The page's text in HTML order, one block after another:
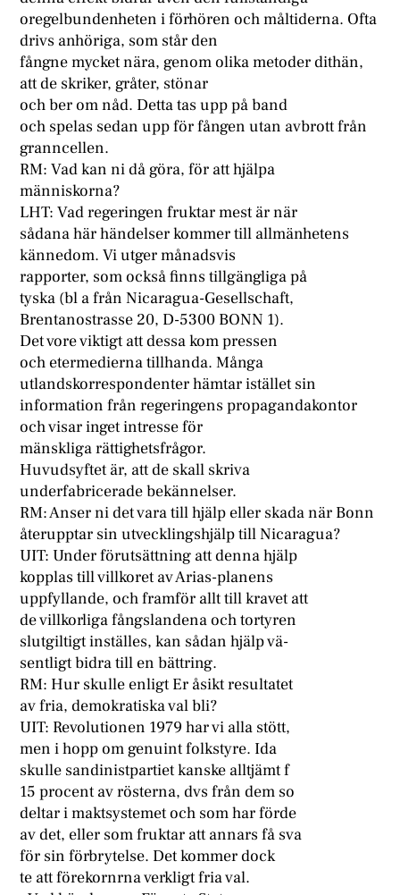
oregelbundenheten i förhören och måltiderna. Ofta
drivs anhöriga, som står den
fångne mycket nära, genom olika metoder dithän,
att de skriker, gråter, stönar
och ber om nåd. Detta tas upp på band
och spelas sedan upp för fången utan avbrott från
granncellen.
RM: Vad kan ni då göra, för att hjälpa
människorna?
LHT: Vad regeringen fruktar mest är när
sådana här händelser kommer till allmänhetens
kännedom. Vi utger månadsvis
rapporter, som också finns tillgängliga på
tyska (bl a från Nicaragua-Gesellschaft,
Brentanostrasse 20, D-5300 BONN 1).
Det vore viktigt att dessa kom pressen
och etermedierna tillhanda. Många
utlandskorrespondenter hämtar istället sin
information från regeringens propagandakontor
och visar inget intresse för
mänskliga rättighetsfrågor.
Huvudsyftet är, att de skall skriva
underfabricerade bekännelser.
RM: Anser ni det vara till hjälp eller skada när Bonn
återupptar sin utvecklingshjälp till Nicaragua?
UIT: Under förutsättning att denna hjälp
kopplas till villkoret av Arias-planens
uppfyllande, och framför allt till kravet att
de villkorliga fångslandena och tortyren
slutgiltigt inställes, kan sådan hjälp vä-
sentligt bidra till en bättring.
RM: Hur skulle enligt Er åsikt resultatet
av fria, demokratiska val bli?
UIT: Revolutionen 1979 har vi alla stött,
men i hopp om genuint folkstyre. Ida
skulle sandinistpartiet kanske alltjämt f
15 procent av rösterna, dvs från dem so
deltar i maktsystemet och som har förde
av det, eller som fruktar att annars få sva
för sin förbrytelse. Det kommer dock
te att förekornrna verkligt fria val.